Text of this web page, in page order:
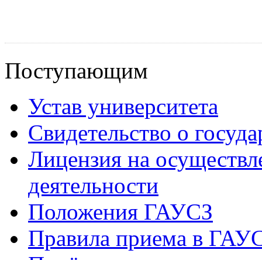
Поступающим
Устав университета
Свидетельство о
Лицензия на
деятельности
Положения ГАУСЗ
Правила приема в